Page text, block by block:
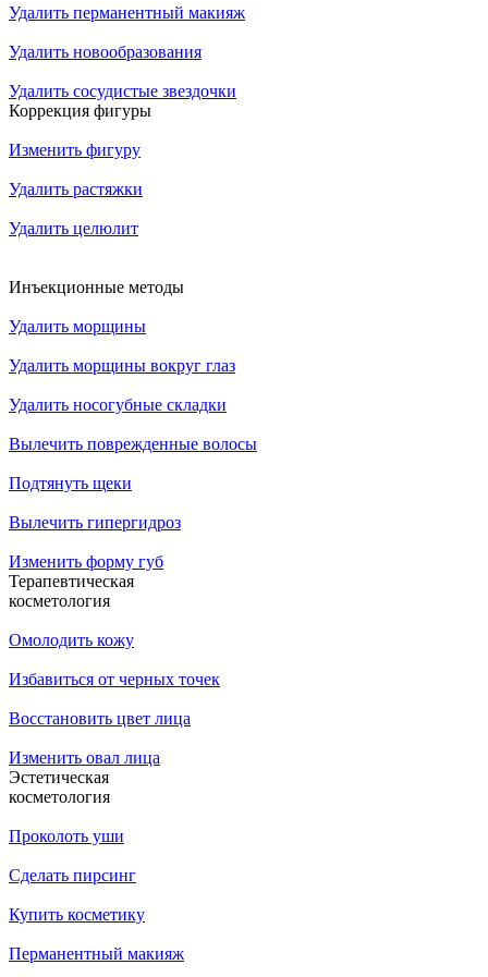
Удалить перманентный макияж
Удалить новообразования
Удалить сосудистые звездочки
Коррекция фигуры
Изменить фигуру
Удалить растяжки
Удалить целюлит
Инъекционные методы
Удалить морщины
Удалить морщины вокруг глаз
Удалить носогубные складки
Вылечить поврежденные волосы
Подтянуть щеки
Вылечить гипергидроз
Изменить форму губ
Терапевтическая
косметология
Омолодить кожу
Избавиться от черных точек
Восстановить цвет лица
Изменить овал лица
Эстетическая
косметология
Проколоть уши
Сделать пирсинг
Купить косметику
Перманентный макияж